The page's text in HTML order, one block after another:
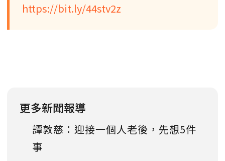
https://bit.ly/44stv2z
更多新聞報導
譚敦慈：迎接一個人老後，先想5件
事